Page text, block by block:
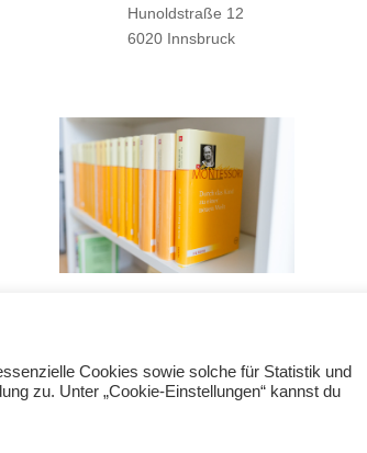
Hunoldstraße 12
6020 Innsbruck
+43 1 911 69 69 – 12
Cookies sowie solche für Statistik und
zu. Unter „Cookie-Einstellungen“ kannst du